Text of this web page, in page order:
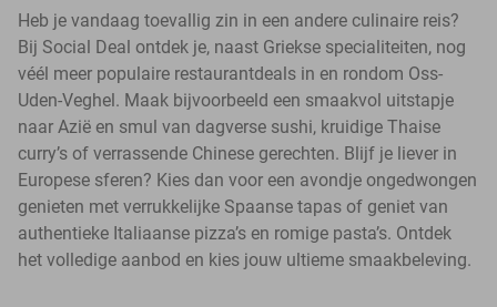
Heb je vandaag toevallig zin in een andere culinaire reis?
Bij Social Deal ontdek je, naast Griekse specialiteiten, nog
véél meer populaire restaurantdeals in en rondom Oss-
Uden-Veghel. Maak bijvoorbeeld een smaakvol uitstapje
naar Azië en smul van dagverse sushi, kruidige Thaise
curry’s of verrassende Chinese gerechten. Blijf je liever in
Europese sferen? Kies dan voor een avondje ongedwongen
genieten met verrukkelijke Spaanse tapas of geniet van
authentieke Italiaanse pizza’s en romige pasta’s. Ontdek
het volledige aanbod en kies jouw ultieme smaakbeleving.